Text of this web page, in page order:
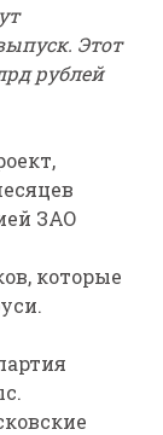
Этот
рублей
ЗАО
которые